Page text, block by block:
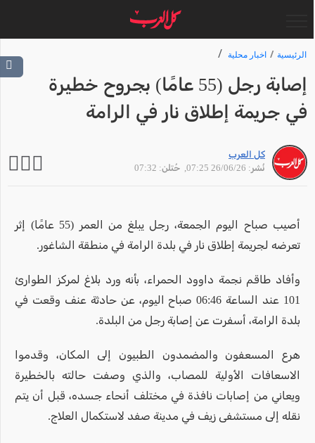
الرئيسية اخبار محلية
إصابة رجل (55 عامًا) بجروح خطيرة
في جريمة إطلاق نار في الرامة
كل العرب
نُشر: 26/06/26 07:25
, حُتلن: 07:32
أصيب صباح اليوم الجمعة، رجل يبلغ من العمر (55 عامًا) إثر
تعرضه لجريمة إطلاق نار في بلدة الرامة في منطقة الشاغور.
وأفاد طاقم نجمة داوود الحمراء، بأنه ورد بلاغ لمركز الطوارئ
101 عند الساعة 06:46 صباح اليوم، عن حادثة عنف وقعت في
بلدة الرامة، أسفرت عن إصابة رجل من البلدة.
هرع المسعفون والمضمدون الطبيون إلى المكان، وقدموا
الاسعافات الأولية للمصاب، والذي وصفت حالته بالخطيرة
ويعاني من إصابات نافذة في مختلف أنحاء جسده، قبل أن يتم
نقله إلى مستشفى زيف في مدينة صفد لاستكمال العلاج.